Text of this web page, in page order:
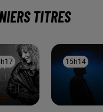
TITRES
15h14
15h14